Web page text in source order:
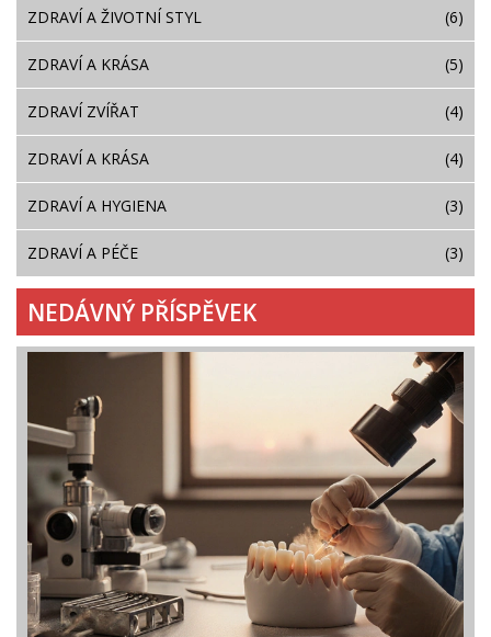
ZDRAVÍ A ŽIVOTNÍ STYL (6)
ZDRAVÍ A KRÁSA (5)
ZDRAVÍ ZVÍŘAT (4)
ZDRAVÍ A KRÁSA (4)
ZDRAVÍ A HYGIENA (3)
ZDRAVÍ A PÉČE (3)
NEDÁVNÝ PŘÍSPĚVEK